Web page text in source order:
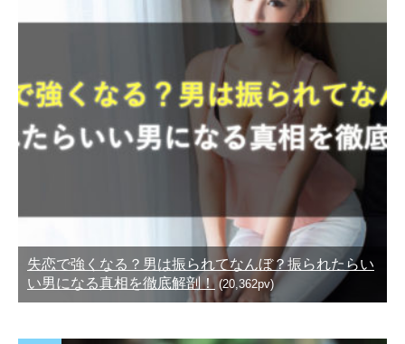
失恋で強くなる？男は振られてなんぼ？振られたらい
い男になる真相を徹底解剖！ (20,362pv)